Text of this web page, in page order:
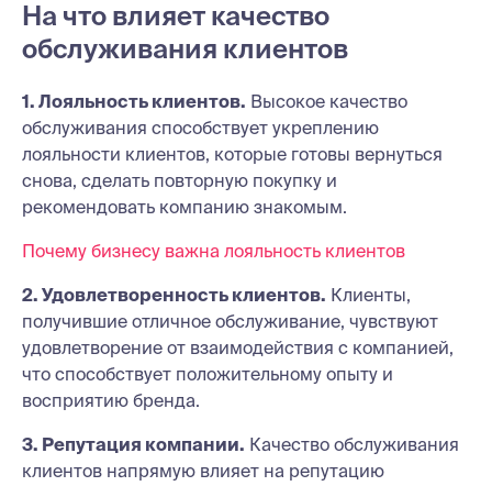
На что влияет качество
обслуживания клиентов
1. Лояльность клиентов. Высокое качество
обслуживания способствует укреплению
лояльности клиентов, которые готовы вернуться
снова, сделать повторную покупку и
рекомендовать компанию знакомым.
Почему бизнесу важна лояльность клиентов
2. Удовлетворенность клиентов. Клиенты,
получившие отличное обслуживание, чувствуют
удовлетворение от взаимодействия с компанией,
что способствует положительному опыту и
восприятию бренда.
3. Репутация компании. Качество обслуживания
клиентов напрямую влияет на репутацию